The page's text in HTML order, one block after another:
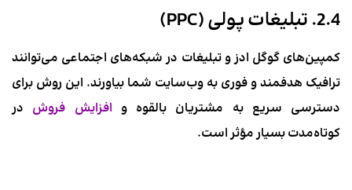
2.4. تبلیغات پولی (PPC)
کمپین‌های گوگل ادز و تبلیغات در شبکه‌های اجتماعی می‌توانند
ترافیک هدفمند و فوری به وب‌سایت شما بیاورند. این روش برای
دسترسی سریع به مشتریان بالقوه و افزایش فروش در
کوتاه‌مدت بسیار مؤثر است.